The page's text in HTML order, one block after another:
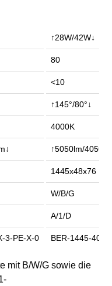
3-PE-X-0
↑28W/42W↓
80
<10
↑145°/80°↓
4000K
↑5050lm/
1445x48x76
W/B/G
A/1/D
BER-1445-40-
mit B/W/G sowie die
-